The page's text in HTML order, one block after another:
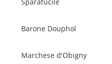
Barone Douphol
Marchese d'Obigny